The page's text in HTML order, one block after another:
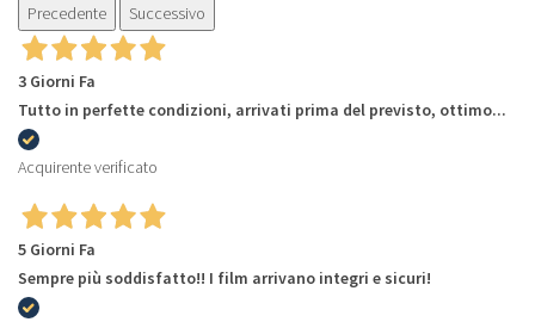
Precedente
Successivo
3 Giorni Fa
Tutto in perfette condizioni, arrivati prima del previsto, ottimo...
Acquirente verificato
5 Giorni Fa
Sempre più soddisfatto!! I film arrivano integri e sicuri!